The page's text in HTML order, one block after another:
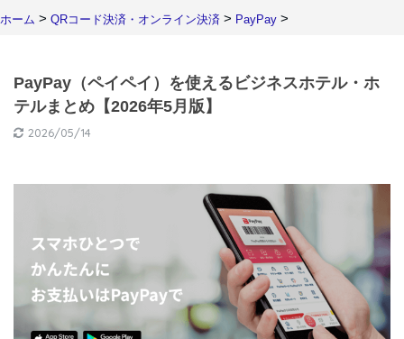
ホーム > QRコード決済・オンライン決済 > PayPay >
PayPay（ペイペイ）を使えるビジネスホテル・ホ
テルまとめ【2026年5月版】
2026/05/14